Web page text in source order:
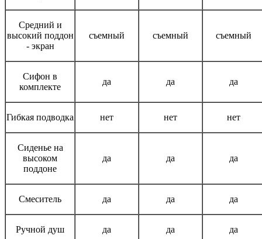
Средний и
высокий поддон
- экран
съемный съемный съемный
Сифон в
комплекте
да да да
Гибкая подводка нет нет нет
Сиденье на
высоком
поддоне
да да да
Смеситель да да да
Ручной душ да да да